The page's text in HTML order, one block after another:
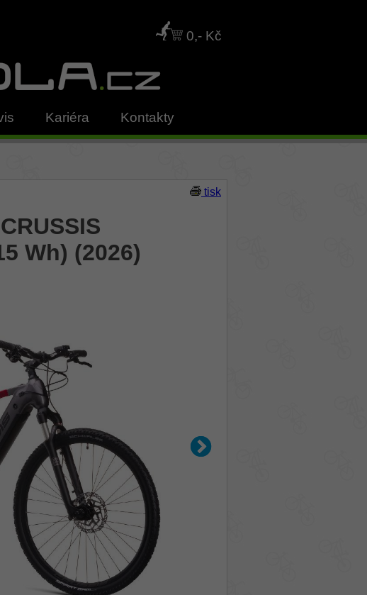
0,- Kč
Kariéra Kontakty
tisk
Wh) (2026)